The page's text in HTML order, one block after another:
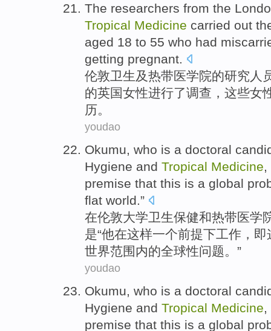
The researchers from the
Tropical Medicine carried out
aged 18 to 55 who had
getting pregnant.
伦敦卫生及热带医学院的研究人
的英国女性进行了调查 ，这些女
历。
youdao
Okumu, who is a doctoral
Hygiene and Tropical Medicine,
premise that this is a global
flat world.”
在伦敦大学卫生保健和热带医学
是“他在这样一个前提下工作 ， 即
世界范围内的全球性问题。”
youdao
Okumu who is a doctoral
Hygiene and Tropical Medicine
premise that this is a global